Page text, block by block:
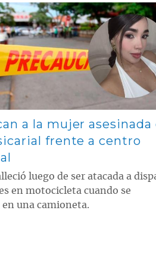
principal
a la mujer asesinada
frente a centro
luego de ser atacada a
en motocicleta cuando se
una camioneta.